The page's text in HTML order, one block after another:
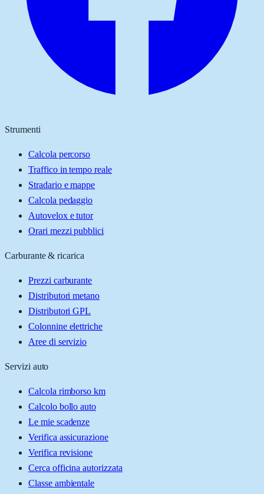
Strumenti
Calcola percorso
Traffico in tempo reale
Stradario e mappe
Calcola pedaggio
Autovelox e tutor
Orari mezzi pubblici
Carburante & ricarica
Prezzi carburante
Distributori metano
Distributori GPL
Colonnine elettriche
Aree di servizio
Servizi auto
Calcola rimborso km
Calcolo bollo auto
Le mie scadenze
Verifica assicurazione
Verifica revisione
Cerca officina autorizzata
Classe ambientale